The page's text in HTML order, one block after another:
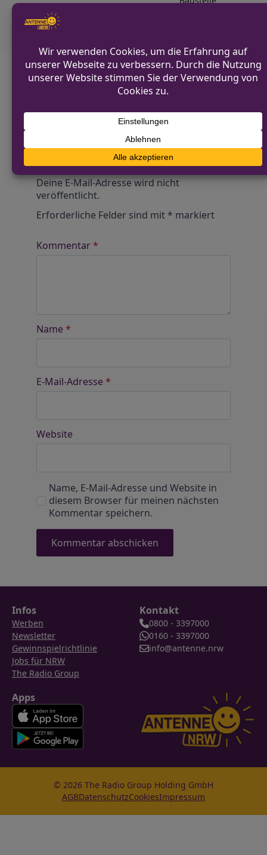
Diskutiere mit!
Alle Kommentare werden von unserer Redaktion im
Vorfeld geprüft.
Schreibe einen Kommentar
Deine E-Mail-Adresse wird nicht
veröffentlicht.
Erforderliche Felder sind mit * markiert
Kommentar*
Name *
E-Mail-Adresse *
Website
Name, E-Mail-Adresse und Website in
diesem Browser für meinen nächsten
Kommentar speichern.
Alternative:
Infos
Werben
Newsletter
Gewinnspielrichtlinie
Jobs für NRW
The Radio Group
Kontakt
0800 - 3397000
0160 - 3397000
info@antenne.nrw
Apps
© 2026 The Radio Group Holding GmbH
AGBDatenschutzCookiesImpressum